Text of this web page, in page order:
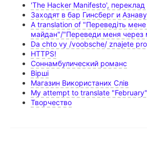
'The Hacker Manifesto', переклад
Заходят в бар Гинсберг и
A translation of "Переведіть
майдан"/"Переведи меня через
Da chto vy /voobsche/ znajete
HTTPS!
Соннамбулический романс
Вірші
Магазин Використаних Слів
My attempt to translate
Творчество